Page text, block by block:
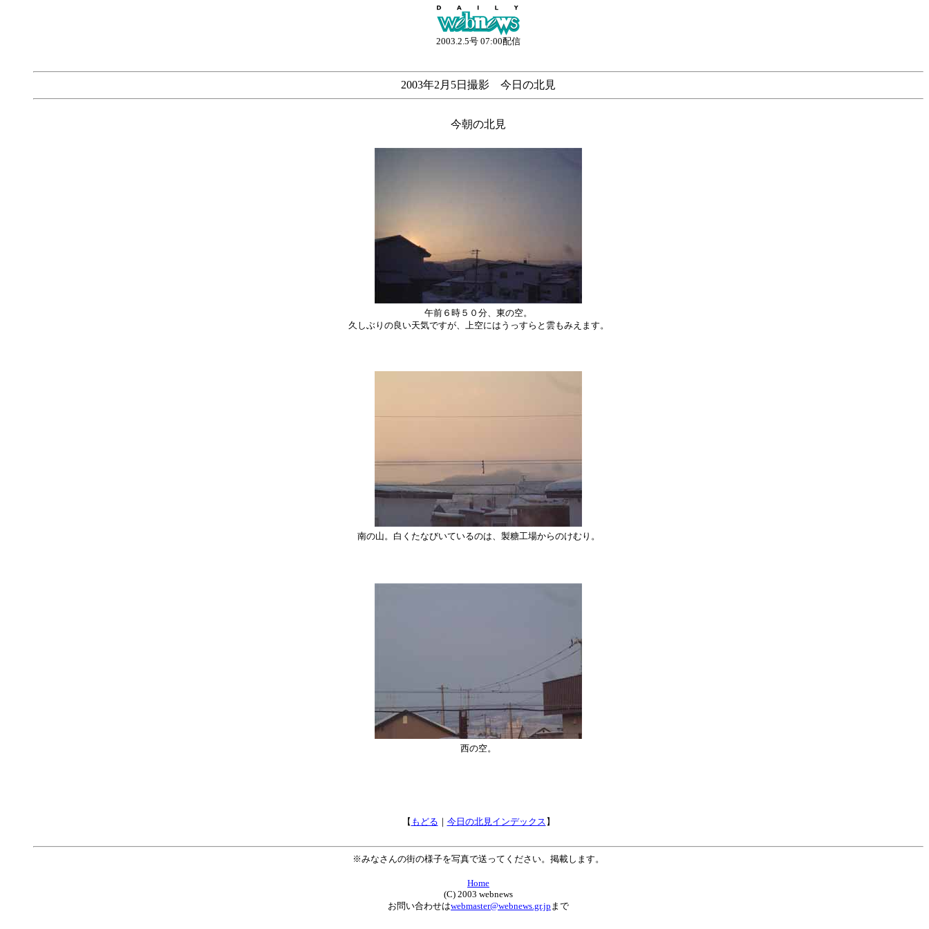
2003.2.5号 07:00配信
2003年2月5日撮影 今日の北見
今朝の北見
午前６時５０分、東の空。
久しぶりの良い天気ですが、上空にはうっすらと雲もみえます。
南の山。白くたなびいているのは、製糖工場からのけむり。
西の空。
【 もどる ｜ 今日の北見インデックス 】
※みなさんの街の様子を写真で送ってください。掲載します。
Home
(C) 2003 webnews
お問い合わせはwebmaster@webnews.gr.jp まで